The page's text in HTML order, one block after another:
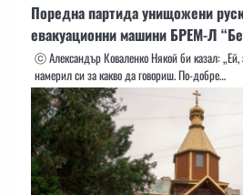
Поредна партида унищожени
евакуационни машини БРЕМ-Л
ⓒ Александър Коваленко Някой би казал: „Ей,
намерил си за какво да говориш. По-добре…